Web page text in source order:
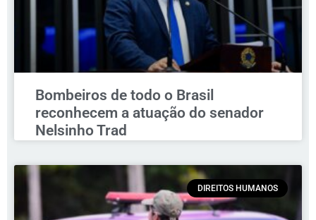
Bombeiros de todo o Brasil
reconhecem a atuação do senador
Nelsinho Trad
DIREITOS HUMANOS